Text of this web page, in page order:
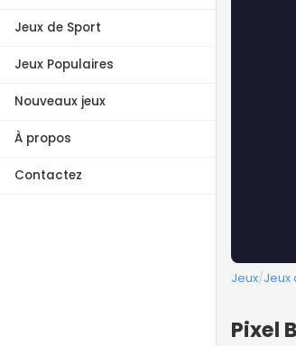
Jeux de Sport
Jeux Populaires
Nouveaux jeux
À propos
Contactez
Jeux/Jeux
Pixel